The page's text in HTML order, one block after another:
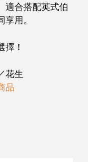
適合搭配英式伯
用。
！
花生
品